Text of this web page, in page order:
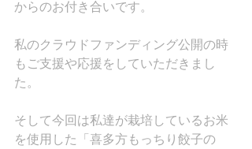
からのお付き合いです。
私のクラウドファンディング公開の時
もご支援や応援をしていただきまし
た。
そして今回は私達が栽培しているお米
を使用した「喜多方もっちり餃子の